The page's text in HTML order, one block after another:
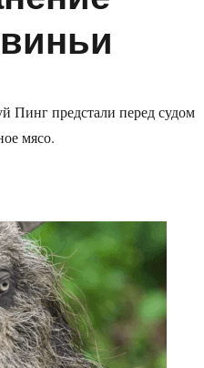
Пинг предстали перед судом
мясо.